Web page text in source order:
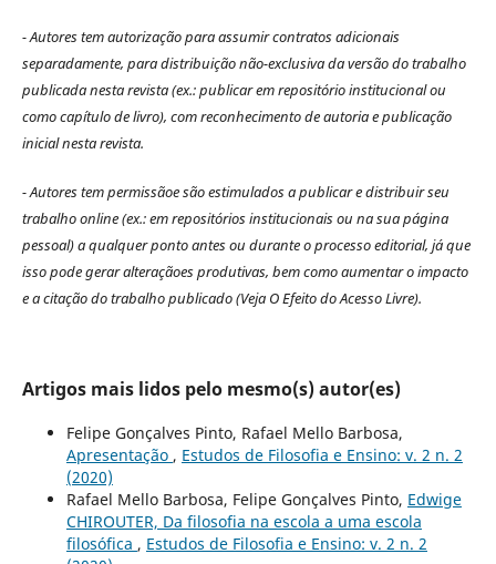
- Autores tem autorização para assumir contratos adicionais
separadamente, para distribuiçãonão-exclusiva da versão do trabalho
publicada nesta revista (ex.: publicar em repositório institucional ou
como capítulo de livro), com reconhecimento de autoria e publicação
inicial nesta revista.
- Autores tem permissãoe são estimulados a publicar e distribuir seu
trabalho online (ex.: em repositórios institucionais ou na sua página
pessoal) a qualquer ponto antes ou durante o processo editorial, já que
isso pode gerar alteraçãoes produtivas, bem como aumentar o impacto
e a citação do trabalho publicado (Veja O Efeito do Acesso Livre).
Artigos mais lidos pelo mesmo(s) autor(es)
Felipe Gonçalves Pinto, Rafael Mello Barbosa,
Apresentação , Estudos de Filosofia e Ensino: v. 2 n. 2
(2020)
Rafael Mello Barbosa, Felipe Gonçalves Pinto, Edwige
CHIROUTER, Da filosofia na escola a uma escola
filosófica , Estudos de Filosofia e Ensino: v. 2 n. 2